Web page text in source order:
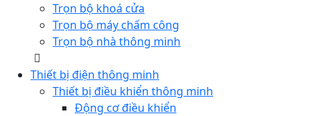
Trọn bộ khoá cửa
Trọn bộ máy chấm công
Trọn bộ nhà thông minh
Thiết bị điện thông minh
Thiết bị điều khiển thông minh
Động cơ điều khiển